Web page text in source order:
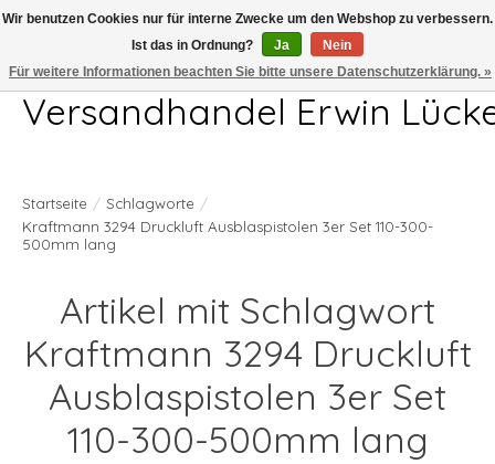
Telefon 04407 715872 MO-DO 7.00-17.00Uhr FR 7.00-13.00Uhr
Versandhandel Erwin
Startseite / Schlagworte /
Kraftmann 3294 Druckluft Ausblaspistolen 3er Set 110-300-
500mm lang
Artikel mit Schlagwort
Kraftmann 3294 Druckluft
Ausblaspistolen 3er Set
110-300-500mm lang
Wir benutzen Cookies nur für interne Zwecke um den Webshop zu verbessern.
Ist das in Ordnung?
Ja
Nein
Für weitere Informationen beachten Sie bitte unsere Datenschutzerklärung. »